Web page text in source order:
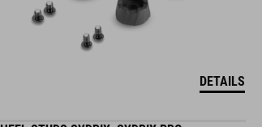
DETAILS